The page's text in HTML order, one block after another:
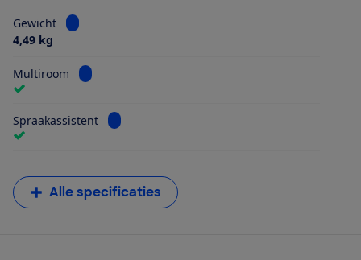
Gewicht
Bekijk informatie voor Gewicht
4,49 kg
Multiroom Bekijk informatie voor Multiroom
Spraakassistent Bekijk informatie voor Spraakassistent
Alle specificaties